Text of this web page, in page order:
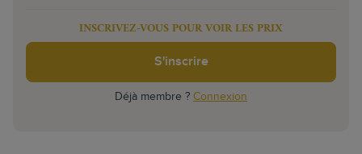
INSCRIVEZ-VOUS POUR VOIR LES PRIX
S'inscrire
Déjà membre ? Connexion